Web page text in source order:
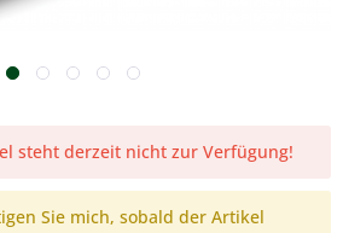
steht derzeit nicht zur Verfügung!
Sie mich, sobald der Artikel